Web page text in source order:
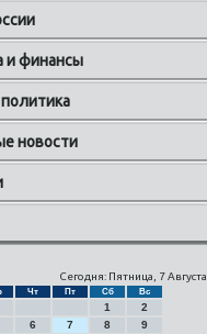
и финансы
новости
Сегодня: Пятница, 7 Августа
Чт Пт Сб Вс
1
2
6 7 8
9